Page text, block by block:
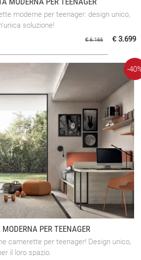
moderne per teenager: design unico,
soluzione!
€ 6.166 € 3.699
PER TEENAGER
camerette per teenager! Design unico,
il loro spazio.
-